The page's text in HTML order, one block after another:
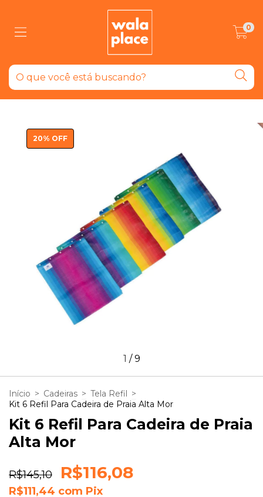
0
20% OFF
1 /9
Início > Cadeiras > Tela Refil >
Kit 6 Refil Para Cadeira de Praia Alta Mor
Kit 6 Refil Para Cadeira de Praia
Alta Mor
R$145,10 R$116,08
R$111,44 com Pix